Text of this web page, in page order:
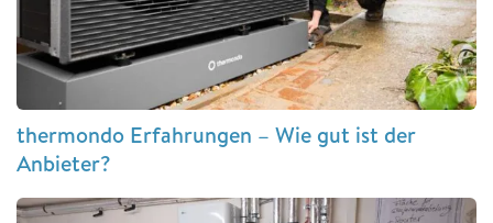
thermondo Erfahrungen – Wie gut ist der
Anbieter?